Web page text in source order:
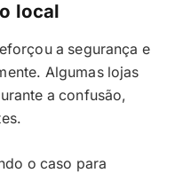
local
a segurança e
Algumas lojas
a confusão,
o caso para